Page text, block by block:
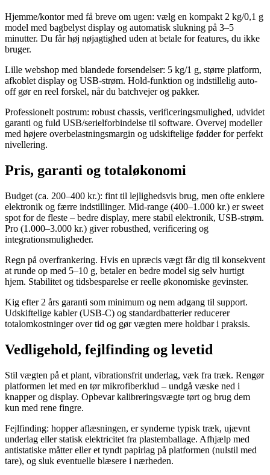
Hjemme/kontor med få breve om ugen: vælg en kompakt 2 kg/0,1 g
model med bagbelyst display og automatisk slukning på 3–5
minutter. Du får høj nøjagtighed uden at betale for features, du ikke
bruger.
Lille webshop med blandede forsendelser: 5 kg/1 g, større platform,
afkoblet display og USB-strøm. Hold-funktion og indstillelig auto-
off gør en reel forskel, når du batchvejer og pakker.
Professionelt postrum: robust chassis, verificeringsmulighed, udvidet
garanti og fuld USB/serielforbindelse til software. Overvej modeller
med højere overbelastningsmargin og udskiftelige fødder for perfekt
nivellering.
Pris, garanti og totaløkonomi
Budget (ca. 200–400 kr.): fint til lejlighedsvis brug, men ofte enklere
elektronik og færre indstillinger. Mid-range (400–1.000 kr.) er sweet
spot for de fleste – bedre display, mere stabil elektronik, USB-strøm.
Pro (1.000–3.000 kr.) giver robusthed, verificering og
integrationsmuligheder.
Regn på overfrankering. Hvis en upræcis vægt får dig til konsekvent
at runde op med 5–10 g, betaler en bedre model sig selv hurtigt
hjem. Stabilitet og tidsbesparelse er reelle økonomiske gevinster.
Kig efter 2 års garanti som minimum og nem adgang til support.
Udskiftelige kabler (USB-C) og standardbatterier reducerer
totalomkostninger over tid og gør vægten mere holdbar i praksis.
Vedligehold, fejlfinding og levetid
Stil vægten på et plant, vibrationsfrit underlag, væk fra træk. Rengør
platformen let med en tør mikrofiberklud – undgå væske ned i
knapper og display. Opbevar kalibreringsvægte tørt og brug dem
kun med rene fingre.
Fejlfinding: hopper aflæsningen, er synderne typisk træk, ujævnt
underlag eller statisk elektricitet fra plastemballage. Afhjælp med
antistatiske måtter eller et tyndt papirlag på platformen (nulstil med
tare), og sluk eventuelle blæsere i nærheden.